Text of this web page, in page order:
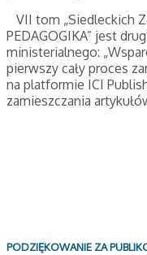
VII tom „Siedleckich
PEDAGOGIKA” jest
ministerialnego:
pierwszy cały proces
na platformie ICI
zamieszczania
PODZIĘKOWANIE ZA